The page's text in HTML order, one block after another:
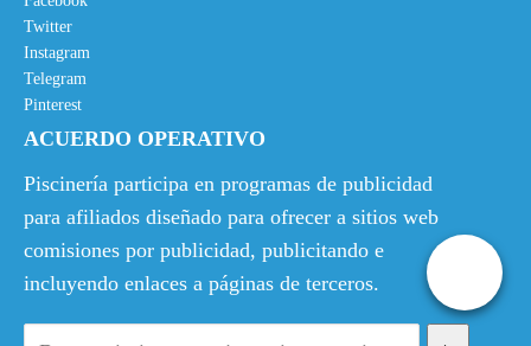
Twitter
Instagram
Telegram
Pinterest
ACUERDO OPERATIVO
Piscinería participa en programas de publicidad
para afiliados diseñado para ofrecer a sitios web
comisiones por publicidad, publicitando e
incluyendo enlaces a páginas de terceros.